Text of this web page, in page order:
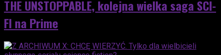
THE UNSTOPPABLE, kolejna wielka saga SCI-
FI na Prime